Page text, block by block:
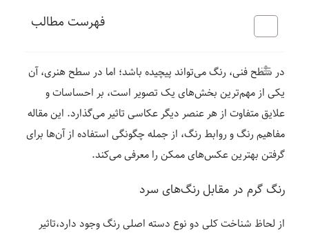
فهرست مطالب
در سطح فنی، رنگ می‌تواند پیچیده باشد؛ اما در سطح هنری، آن
یکی از مهم‌ترین بخش‌های یک تصویر است، بر احساسات و
علایق متفاوت از هر عنصر دیگر عکاسی تاثیر می‌گذارد. این مقاله
مفاهیم رنگ و روابط رنگ، از جمله چگونگی استفاده از آن‌ها برای
گرفتن بهترین عکس‌های ممکن را معرفی می‌کند.
رنگ گرم در مقابل رنگ‌های سرد
از لحاظ شناخت کلی دو نوع دسته اصلی رنگ وجود دارد،تاثیر